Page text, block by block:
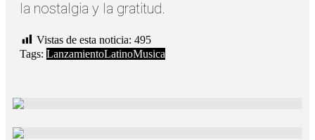
la nostalgia y la gratitud.
Vistas de esta noticia: 495
Tags: LanzamientoLatinoMusica